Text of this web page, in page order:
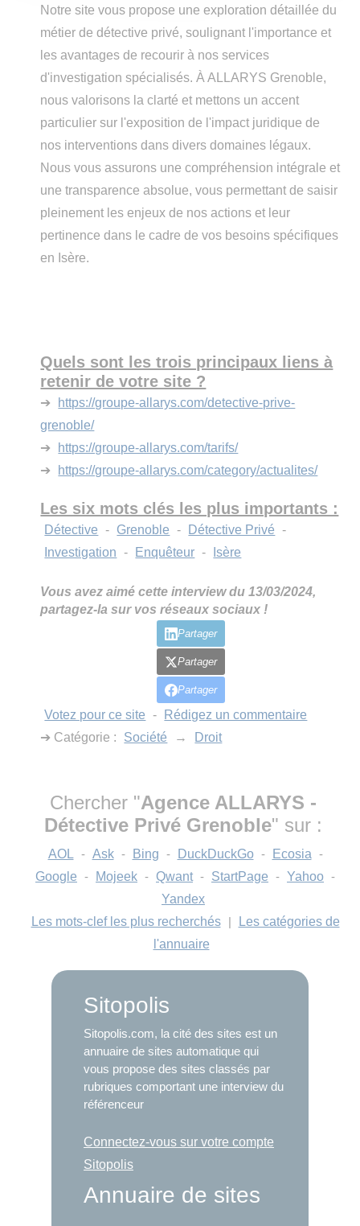
Notre site vous propose une exploration détaillée du
métier de détective privé, soulignant l'importance et
les avantages de recourir à nos services
d'investigation spécialisés. À ALLARYS Grenoble,
nous valorisons la clarté et mettons un accent
particulier sur l'exposition de l'impact juridique de
nos interventions dans divers domaines légaux.
Nous vous assurons une compréhension intégrale et
une transparence absolue, vous permettant de saisir
pleinement les enjeux de nos actions et leur
pertinence dans le cadre de vos besoins spécifiques
en Isère.
Quels sont les trois principaux liens à
retenir de votre site ?
➔
https://groupe-allarys.com/detective-prive-
grenoble/
➔
https://groupe-allarys.com/tarifs/
➔
https://groupe-allarys.com/category/actualites/
Les six mots clés les plus importants :
Détective - Grenoble - Détective Privé -
Investigation - Enquêteur - Isère
Vous avez aimé cette interview du 13/03/2024,
partagez-la sur vos réseaux sociaux !
Partager
Partager
Partager
Votez pour ce site -
Rédigez un commentaire
➔ Catégorie :
Société → Droit
Chercher "Agence ALLARYS -
Détective Privé Grenoble" sur :
AOL - Ask - Bing - DuckDuckGo - Ecosia -
Google - Mojeek - Qwant - StartPage - Yahoo -
Yandex
Les mots-clef les plus recherchés
|
Les catégories de
l'annuaire
Sitopolis
Sitopolis.com, la cité des sites est un
annuaire de sites automatique qui
vous propose des sites classés par
rubriques comportant une interview du
référenceur
Connectez-vous sur votre compte
Sitopolis
Annuaire de sites